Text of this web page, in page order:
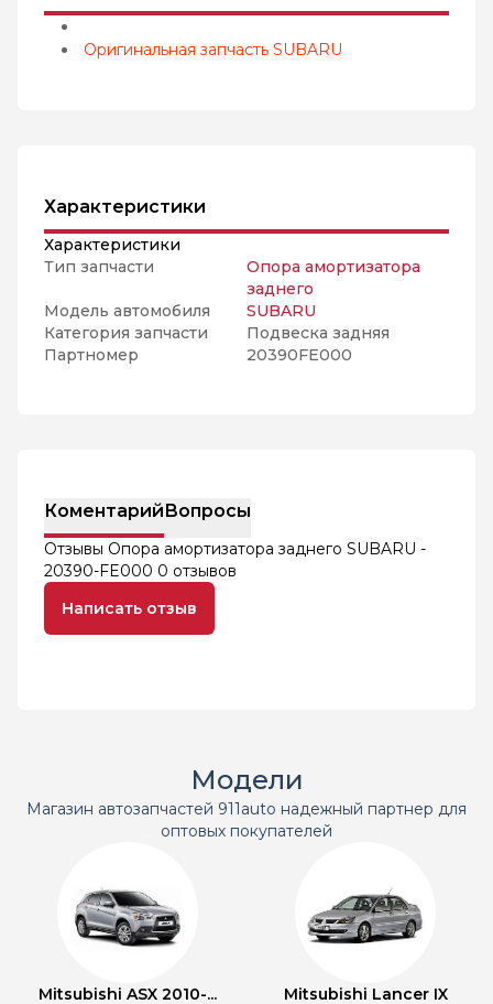
Оригинальная запчасть SUBARU
Характеристики
Характеристики
Тип запчасти
Опора амортизатора
заднего
Модель автомобиля
SUBARU
Категория запчасти
Подвеска задняя
Партномер
20390FE000
КоментарийВопросы
Отзывы Опора амортизатора заднего SUBARU -
20390-FE000 0 отзывов
Написать отзыв
Модели
Магазин автозапчастей 911auto надежный партнер для
оптовых покупателей
Mitsubishi ASX 2010-... Mitsubishi Lancer IX